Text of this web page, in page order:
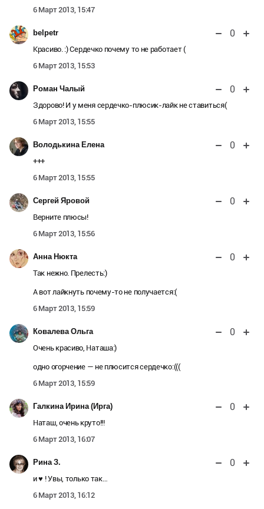
6 Март 2013, 15:47
belpetr 0
Красиво. :) Сердечко почему то не работает (
6 Март 2013, 15:53
Роман Чалый 0
Здорово! И у меня сердечко-плюсик-лайк не ставиться(
6 Март 2013, 15:55
Володькина Елена 0
+++
6 Март 2013, 15:55
Сергей Яровой 0
Верните плюсы!
6 Март 2013, 15:56
Анна Нюкта 0
Так нежно. Прелесть:)
А вот лайкнуть почему-то не получается:(
6 Март 2013, 15:59
Ковалева Ольга 0
Очень красиво, Наташа:)
одно огорчение — не плюсится сердечко:(((
6 Март 2013, 15:59
Галкина Ирина (Ирга) 0
Наташ, очень круто!!!
6 Март 2013, 16:07
Рина З. 0
и ♥ ! Увы, только так…
6 Март 2013, 16:12